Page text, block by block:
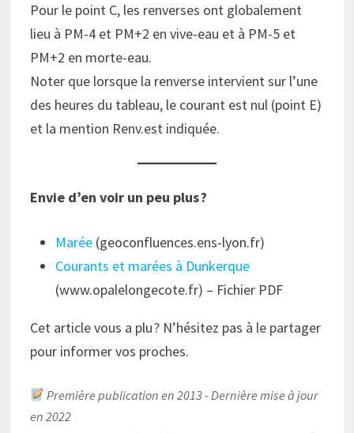
Pour le point C, les renverses ont globalement
lieu à PM-4 et PM+2 en vive-eau et à PM-5 et
PM+2 en morte-eau.
Noter que lorsque la renverse intervient sur l’une
des heures du tableau, le courant est nul (point E)
et la mention Renv.est indiquée.
Envie d’en voir un peu plus ?
Marée(geoconfluences.ens-lyon.fr)
Courants et marées à Dunkerque
(www.opalelongecote.fr) – Fichier PDF
Cet article vous a plu ? N’hésitez pas à le partager
pour informer vos proches.
Première publication en 2013 - Dernière mise à jour
en 2022